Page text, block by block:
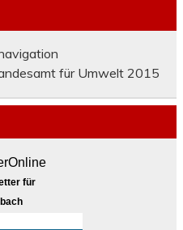
für Umwelt 2015
für